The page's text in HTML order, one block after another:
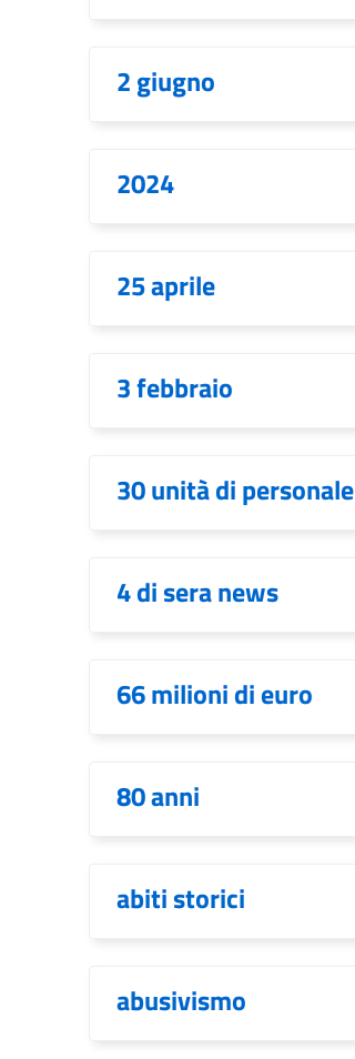
2 giugno
2024
25 aprile
3 febbraio
30 unità di personale
4 di sera news
66 milioni di euro
80 anni
abiti storici
abusivismo